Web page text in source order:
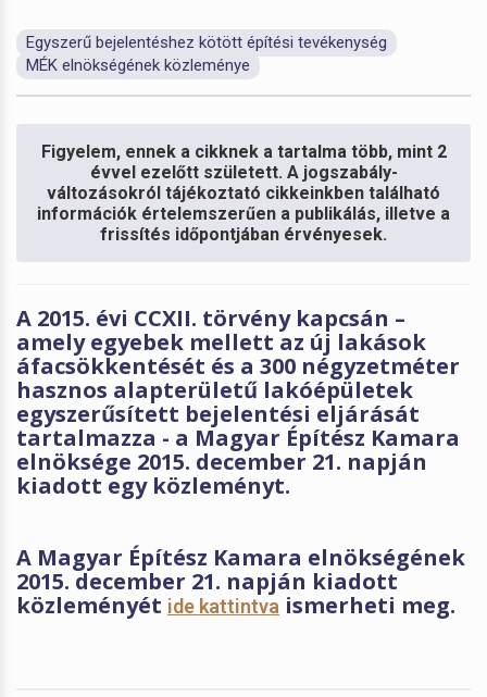
Egyszerű bejelentéshez kötött építési tevékenység
MÉK elnökségének közleménye
Figyelem, ennek a cikknek a tartalma több, mint 2
évvel ezelőtt született. A jogszabály-
változásokról tájékoztató cikkeinkben található
információk értelemszerűen a publikálás, illetve a
frissítés időpontjában érvényesek.
A 2015. évi CCXII. törvény kapcsán –
amely egyebek mellett az új lakások
áfacsökkentését és a 300 négyzetméter
hasznos alapterületű lakóépületek
egyszerűsített bejelentési eljárását
tartalmazza - a Magyar Építész Kamara
elnöksége 2015. december 21. napján
kiadott egy közleményt.
A Magyar Építész Kamara elnökségének
2015. december 21. napján kiadott
közleményét ide kattintva ismerheti meg.